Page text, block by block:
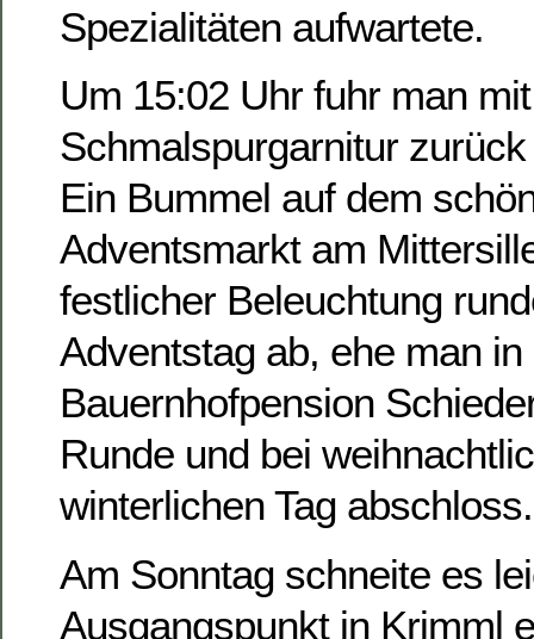
Spezialitäten aufwartete.
Um 15:02 Uhr fuhr man
Schmalspurgarnitur
Ein Bummel auf dem
Adventsmarkt am
festlicher Beleuchtung
Adventstag ab, ehe man in
Bauernhofpension
Runde und bei
winterlichen Tag abschloss.
Am Sonntag schneite es
Ausgangspunkt in Krimml